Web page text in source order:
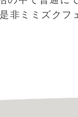
非ミミズクフ